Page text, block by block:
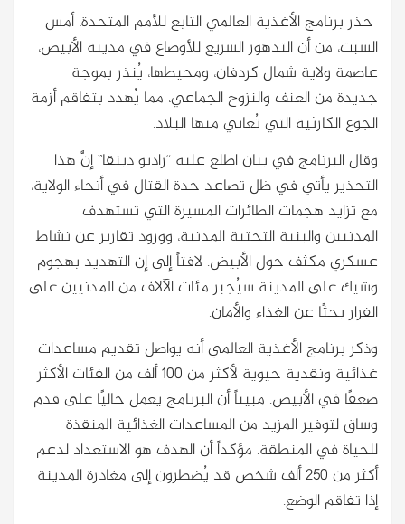
حذر برنامج الأغذية العالمي التابع للأمم المتحدة، أمس
السبت، من أن التدهور السريع للأوضاع في مدينة الأبيض،
عاصمة ولاية شمال كردفان، ومحيطها، يُنذر بموجة
جديدة من العنف والنزوح الجماعي، مما يُهدد بتفاقم أزمة
الجوع الكارثية التي تُعاني منها البلاد.
وقال البرنامج في بيان اطلع عليه “راديو دبنقا” إنَّ هذا
التحذير يأتي في ظل تصاعد حدة القتال في أنحاء الولاية،
مع تزايد هجمات الطائرات المسيرة التي تستهدف
المدنيين والبنية التحتية المدنية، وورود تقارير عن نشاط
عسكري مكثف حول الأبيض. لافتاً إلى إن التهديد بهجوم
وشيك على المدينة سيُجبر مئات الآلاف من المدنيين على
الفرار بحثًا عن الغذاء والأمان.
وذكر برنامج الأغذية العالمي أنه يواصل تقديم مساعدات
غذائية ونقدية حيوية لأكثر من 100 ألف من الفئات الأكثر
ضعفًا في الأبيض. مبيناً أن البرنامج يعمل حاليًا على قدم
وساق لتوفير المزيد من المساعدات الغذائية المنقذة
للحياة في المنطقة. مؤكداً أن الهدف هو الاستعداد لدعم
أكثر من 250 ألف شخص قد يُضطرون إلى مغادرة المدينة
إذا تفاقم الوضع.